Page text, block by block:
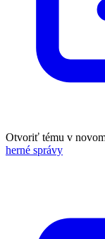
Otvoriť tému v
herné správy